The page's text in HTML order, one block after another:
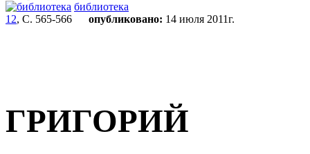
библиотека
12, С. 565-566 опубликовано: 14 июля 2011г.
ГРИГОРИЙ